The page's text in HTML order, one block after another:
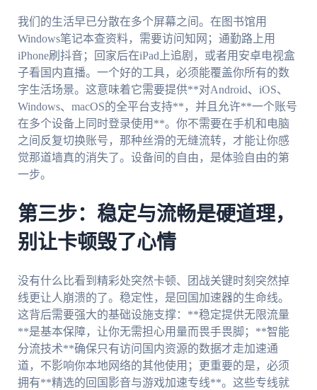
我们的生活早已分散在多个屏幕之间。在图书馆用
Windows笔记本查资料，需要访问知网；通勤路上用
iPhone刷抖音；回家后在iPad上追剧，或者用安卓电视盒
子看国内直播。一个好的工具，必须能覆盖你所有的数
字生活场景。这意味着它需要提供**对Android、iOS、
Windows、macOS的全平台支持**，并且允许**一个账号
在多个设备上同时登录使用**。你不需要在手机和电脑
之间反复切换账号，那种丝滑的无缝流转，才能让你感
觉那道墙真的消失了。设备间的自由，是体验自由的第
一步。
第三步：稳定与流畅是硬道理，
别让卡顿毁了心情
没有什么比看到精彩处突然卡顿、团战关键时刻突然掉
线更让人崩溃的了。稳定性，是回国加速器的生命线。
这背后需要强大的基础设施支撑：**稳定提供无限流量
**是基本保障，让你无需担心用量而畏手畏脚；**智能
分流技术**确保只有访问国内资源的数据才走加速通
道，不影响你本地网络的其他使用；更重要的是，必须
拥有**精选的回国影音与游戏加速专线**。这些专线就